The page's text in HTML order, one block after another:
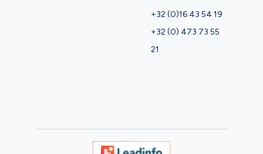
+32 (0)16 43 54 19
+32 (0) 473 73 55
21